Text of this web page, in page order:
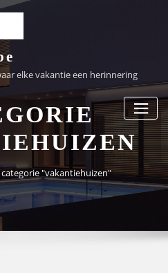
elke vakantie een herinnering
"vakantiehuizen"